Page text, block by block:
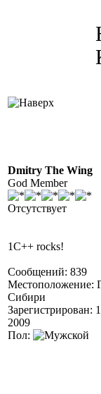
Dmitry The Wing
God Member
Отсутствует
1C++ rocks!
Сообщений: 839
Местоположение:
Сибири
Зарегистрирован:
2009
Пол: